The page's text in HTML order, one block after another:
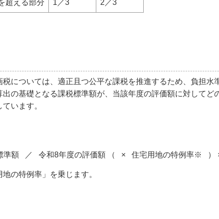
超える部分 1／3 2／3
については、適正且つ公平な課税を推進するため、負担水
の基礎となる課税標準額が、当該年度の評価額に対してど
います。
標準額 ／ 令和8年度の評価額 （ × 住宅用地の特例率※
の特例率」を乗じます。